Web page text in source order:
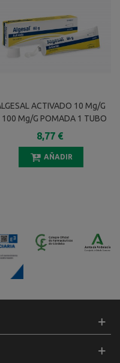
ACTIVADO 10 Mg/g
100 Mg/g POMADA 1 TUBO
60 G
8,77 €
AÑADIR